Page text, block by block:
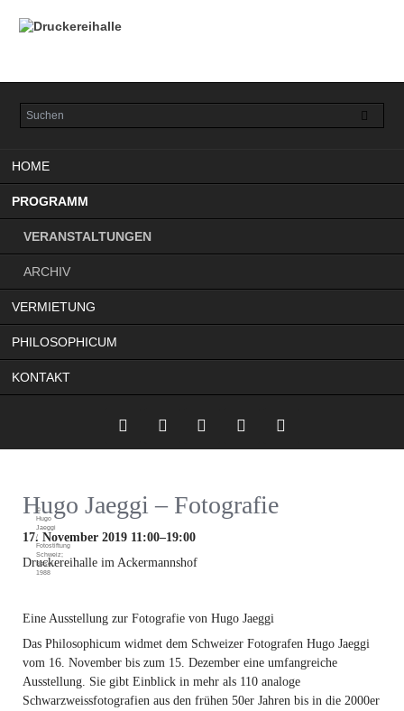
HOME
PROGRAMM
VERANSTALTUNGEN
ARCHIV
VERMIETUNG
PHILOSOPHICUM
KONTAKT
Feed
Hugo Jaeggi – Fotografie
17. November 2019 11:00–19:00
Druckereihalle im Ackermannshof
©
Hugo
Jaeggi
/
Fotostiftung
Schweiz;
Basel,
1988
Eine Ausstellung zur Fotografie von Hugo Jaeggi
Das Philosophicum widmet dem Schweizer Fotografen Hugo Jaeggi
vom 16. November bis zum 15. Dezember eine umfangreiche
Ausstellung. Sie gibt Einblick in mehr als 110 analoge
Schwarzweissfotografien aus den frühen 50er Jahren bis in die 2000er